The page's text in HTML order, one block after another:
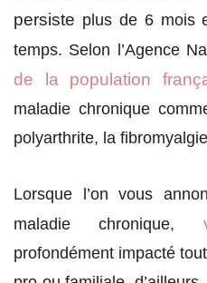
persiste plus de 6 mois
temps. Selon l’Agence
de la population
maladie chronique
polyarthrite, la
Lorsque l’on vous
maladie chronique,
profondément impacté